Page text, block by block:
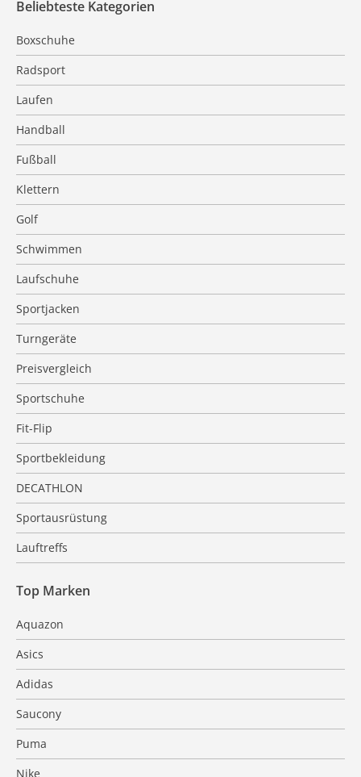
Beliebteste Kategorien
Boxschuhe
Radsport
Laufen
Handball
Fußball
Klettern
Golf
Schwimmen
Laufschuhe
Sportjacken
Turngeräte
Preisvergleich
Sportschuhe
Fit-Flip
Sportbekleidung
DECATHLON
Sportausrüstung
Lauftreffs
Top Marken
Aquazon
Asics
Adidas
Saucony
Puma
Nike